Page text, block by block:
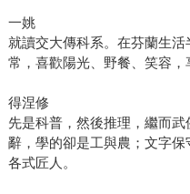
一姚
就讀交大傳科系。在芬蘭生
常，喜歡陽光、野餐、笑容，
得涅修
先是科普，然後推理，繼而
辭，學的卻是工與農；文字
各式匠人。